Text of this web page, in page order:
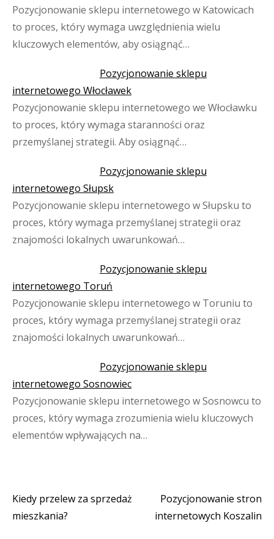
Pozycjonowanie sklepu internetowego w Katowicach
to proces, który wymaga uwzględnienia wielu
kluczowych elementów, aby osiągnąć…
Pozycjonowanie sklepu
internetowego Włocławek
Pozycjonowanie sklepu internetowego we Włocławku
to proces, który wymaga staranności oraz
przemyślanej strategii. Aby osiągnąć…
Pozycjonowanie sklepu
internetowego Słupsk
Pozycjonowanie sklepu internetowego w Słupsku to
proces, który wymaga przemyślanej strategii oraz
znajomości lokalnych uwarunkowań…
Pozycjonowanie sklepu
internetowego Toruń
Pozycjonowanie sklepu internetowego w Toruniu to
proces, który wymaga przemyślanej strategii oraz
znajomości lokalnych uwarunkowań…
Pozycjonowanie sklepu
internetowego Sosnowiec
Pozycjonowanie sklepu internetowego w Sosnowcu to
proces, który wymaga zrozumienia wielu kluczowych
elementów wpływających na…
Nawigacja
Kiedy przelew za sprzedaż
mieszkania?
Pozycjonowanie stron
internetowych Koszalin